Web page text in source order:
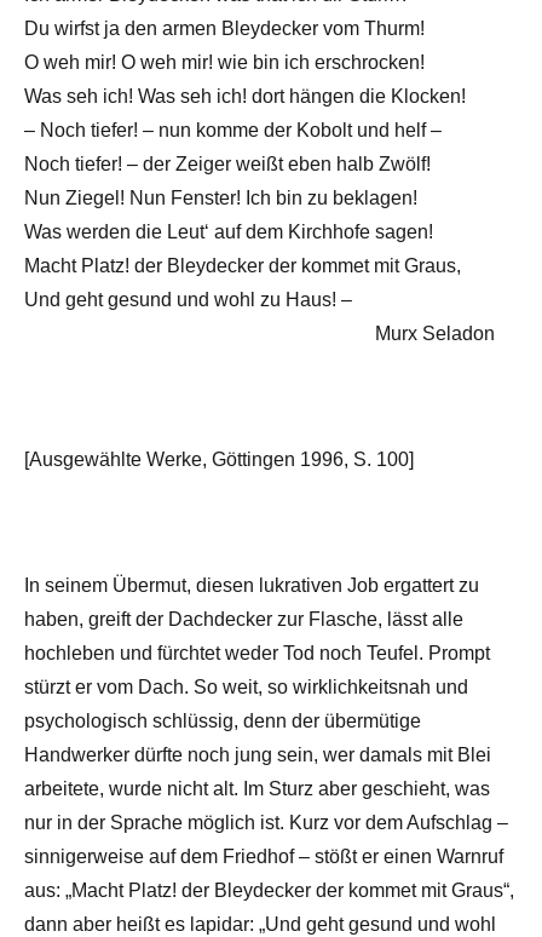
Du wirfst ja den armen Bleydecker vom Thurm!
O weh mir! O weh mir! wie bin ich erschrocken!
Was seh ich! Was seh ich! dort hängen die Klocken!
– Noch tiefer! – nun komme der Kobolt und helf –
Noch tiefer! – der Zeiger weißt eben halb Zwölf!
Nun Ziegel! Nun Fenster! Ich bin zu beklagen!
Was werden die Leut‘ auf dem Kirchhofe sagen!
Macht Platz! der Bleydecker der kommet mit Graus,
Und geht gesund und wohl zu Haus! –
Murx Seladon
[Ausgewählte Werke, Göttingen 1996, S. 100]
In seinem Übermut, diesen lukrativen Job ergattert zu
haben, greift der Dachdecker zur Flasche, lässt alle
hochleben und fürchtet weder Tod noch Teufel. Prompt
stürzt er vom Dach. So weit, so wirklichkeitsnah und
psychologisch schlüssig, denn der übermütige
Handwerker dürfte noch jung sein, wer damals mit Blei
arbeitete, wurde nicht alt. Im Sturz aber geschieht, was
nur in der Sprache möglich ist. Kurz vor dem Aufschlag –
sinnigerweise auf dem Friedhof – stößt er einen Warnruf
aus: „Macht Platz! der Bleydecker der kommet mit Graus“,
dann aber heißt es lapidar: „Und geht gesund und wohl